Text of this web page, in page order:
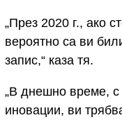
„През 2020 г., ако
вероятно са ви
запис,“ каза тя.
„В днешно време, с
иновации, ви